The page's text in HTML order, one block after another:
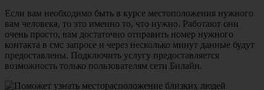
Если вам необходимо быть в курсе местоположения нужного
вам человека, то это именно то, что нужно. Работают они
очень просто, вам достаточно отправить номер нужного
контакта в смс запросе и через несколько минут данные будут
предоставлены. Подключить услугу предоставляется
возможность только пользователям сети Билайн.